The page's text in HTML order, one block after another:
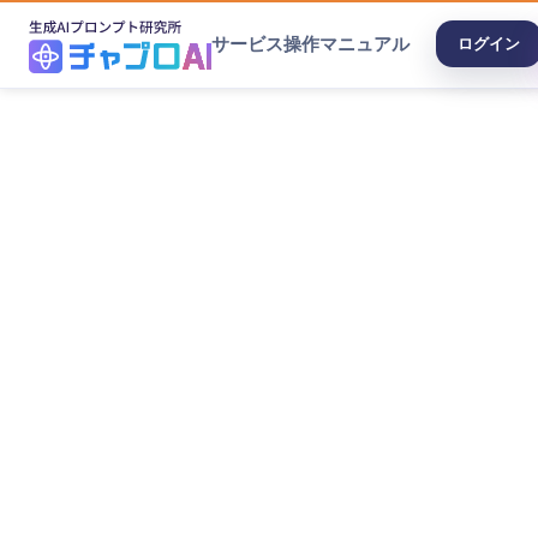
サービス操作マニュアル ログイン